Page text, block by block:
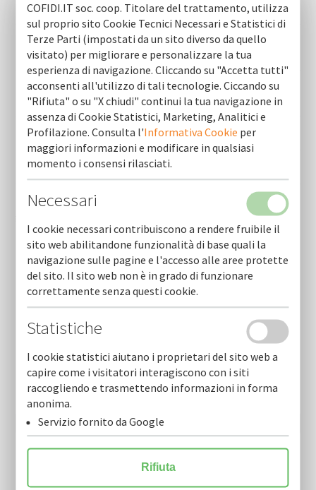
Banca sella
Banca di credito cooperativo di leverano - gruppo bcc
iccrea
Banca di credito cooperativo di avetrana - gruppo bcc
iccrea
Banca di andria di credito cooperativo -gruppo bcc iccrea
Banca aidexa s.p.a.
Banca di credito cooperativo san marzano di san giuseppe -
Newsletter
Resta sempre aggiornato sulle nostre novità.
Scarica la nostra Newsletter e iscriviti per riceverla via mail.
COFIDI.IT soc. coop. Titolare del trattamento, utilizza
sul proprio sito Cookie Tecnici Necessari e Statistici di
Terze Parti (impostati da un sito diverso da quello
visitato) per migliorare e personalizzare la tua
esperienza di navigazione. Cliccando su "Accetta tutti"
acconsenti all'utilizzo di tali tecnologie. Ciccando su
"Rifiuta" o su "X chiudi" continui la tua navigazione in
assenza di Cookie Statistici, Marketing, Analitici e
Profilazione. Consulta l'Informativa Cookie per
maggiori informazioni e modificare in qualsiasi
momento i consensi rilasciati.
Necessari
I cookie necessari contribuiscono a rendere fruibile il
sito web abilitandone funzionalità di base quali la
navigazione sulle pagine e l'accesso alle aree protette
del sito. Il sito web non è in grado di funzionare
correttamente senza questi cookie.
Statistiche
I cookie statistici aiutano i proprietari del sito web a
capire come i visitatori interagiscono con i siti
raccogliendo e trasmettendo informazioni in forma
anonima.
Servizio fornito da Google
Rifiuta